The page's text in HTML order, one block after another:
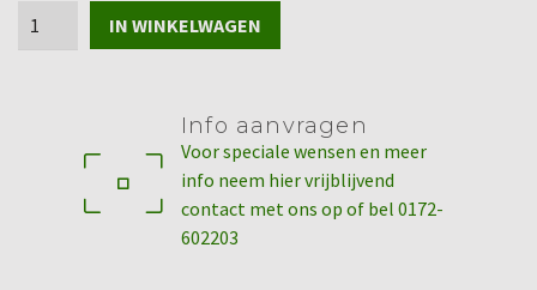
Cub
motormaaier
IN WINKELWAGEN
Info aanvragen
Voor speciale wensen en meer
info neem hier vrijblijvend
contact met ons op of bel 0172-
602203